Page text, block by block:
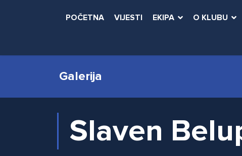
POČETNA VIJESTI EKIPA O KLUBU
Galerija
Slaven